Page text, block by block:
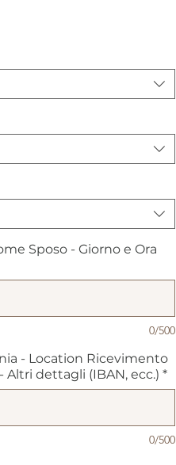
Sposo - Giorno e Ora
0/500
- Location Ricevimento
Altri dettagli (IBAN, ecc.) *
0/500